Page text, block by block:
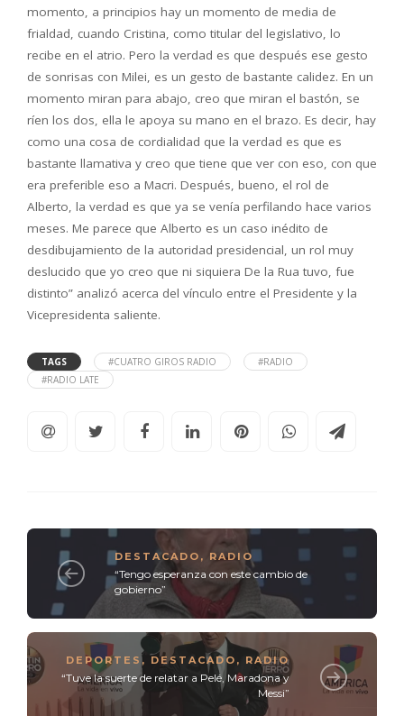
momento, a principios hay un momento de media de
frialdad, cuando Cristina, como titular del legislativo, lo
recibe en el atrio. Pero la verdad es que después ese gesto
de sonrisas con Milei, es un gesto de bastante calidez. En un
momento miran para abajo, creo que miran el bastón, se
ríen los dos, ella le apoya su mano en el brazo. Es decir, hay
como una cosa de cordialidad que la verdad es que es
bastante llamativa y creo que tiene que ver con eso, con que
era preferible eso a Macri. Después, bueno, el rol de
Alberto, la verdad es que ya se venía perfilando hace varios
meses. Me parece que Alberto es un caso inédito de
desdibujamiento de la autoridad presidencial, un rol muy
deslucido que yo creo que ni siquiera De la Rua tuvo, fue
distinto” analizó acerca del vínculo entre el Presidente y la
Vicepresidenta saliente.
TAGS #CUATRO GIROS RADIO
#RADIO
#RADIO LATE
DESTACADO , RADIO
“Tengo esperanza con este cambio de
gobierno”
DEPORTES , DESTACADO , RADIO
“Tuve la suerte de relatar a Pelé, Maradona y
Messi”